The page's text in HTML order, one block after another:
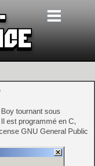
tournant sous
est programmé en C,
GNU General Public